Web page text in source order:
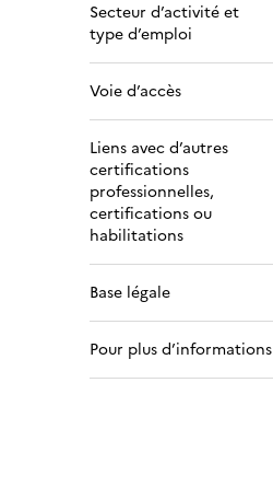
Secteur d’activité et
type d’emploi
Voie d’accès
Liens avec d’autres
certifications
professionnelles,
certifications ou
habilitations
Base légale
Pour plus d’informations